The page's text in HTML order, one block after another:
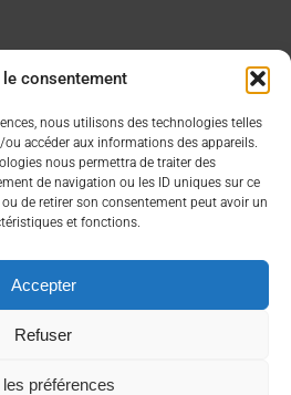
le consentement
nous utilisons des technologies telles
accéder aux informations des appareils.
nous permettra de traiter des
de navigation ou les ID uniques sur ce
de retirer son consentement peut avoir un
et fonctions.
Accepter
Refuser
les préférences
Lien utiles
Choisir son CBD
Contacter un commercial
Mon compte
contact@bea-francetabac.fr
38, Rue AMPERE 56980 SAINT-AVE